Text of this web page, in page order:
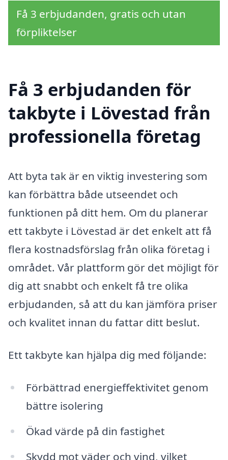
Få 3 erbjudanden, gratis och utan
förpliktelser
Få 3 erbjudanden för
takbyte i Lövestad från
professionella företag
Att byta tak är en viktig investering som
kan förbättra både utseendet och
funktionen på ditt hem. Om du planerar
ett takbyte i Lövestad är det enkelt att få
flera kostnadsförslag från olika företag i
området. Vår plattform gör det möjligt för
dig att snabbt och enkelt få tre olika
erbjudanden, så att du kan jämföra priser
och kvalitet innan du fattar ditt beslut.
Ett takbyte kan hjälpa dig med följande:
Förbättrad energieffektivitet genom
bättre isolering
Ökad värde på din fastighet
Skydd mot väder och vind, vilket